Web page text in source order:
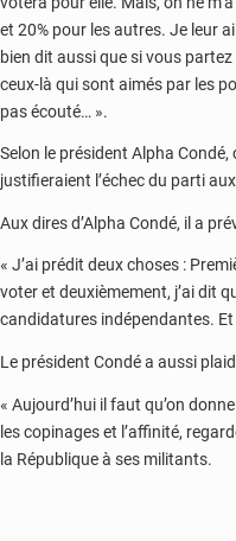
et 20% pour les autres. Je leur
bien dit aussi que si vous
ceux-là qui sont aimés par les
pas écouté… ».
Selon le président Alpha
justifieraient l’échec du parti
Aux dires d’Alpha Condé, il a
« J’ai prédit deux choses :
voter et deuxièmement, j’ai dit
candidatures indépendantes. Et
Le président Condé a aussi
« Aujourd’hui il faut qu’on
les copinages et l’affinité,
la République à ses militants.